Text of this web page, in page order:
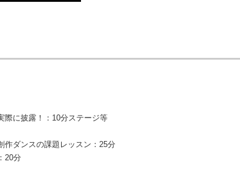
際に披露！：10分ステージ等
作ダンスの課題レッスン：25分
20分